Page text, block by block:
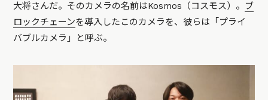
大将さんだ。そのカメラの名前はKosmos（コスモス）。 ブ
ロックチェーンを導入したこのカメラを、彼らは「プライ
バブルカメラ」と呼ぶ。